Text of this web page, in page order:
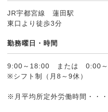
JR宇都宮線 蓮田駅
東口より徒歩3分
勤務曜日・時間
9:00～18:00 または 0:00
※シフト制（月8～9休）
※月平均所定外労働時間・・